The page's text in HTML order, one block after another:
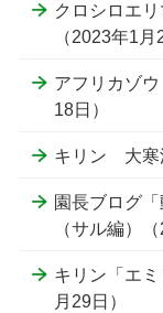
クロシロエ
（2023年1月
アフリカゾ
18日）
キリン 大寒
園長ブログ
（サル編）
キリン「エ
月29日）